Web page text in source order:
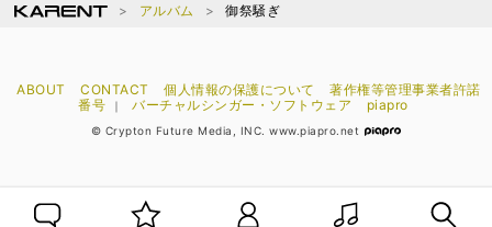
アルバム 御祭騒ぎ
ABOUT CONTACT 個人情報の保護について
著作権等管理事業者許諾
番号
｜ バーチャルシンガー・ソフトウェア piapro
© Crypton Future Media, INC. www.piapro.net